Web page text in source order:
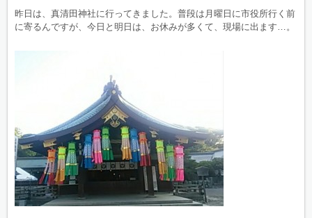
昨日は、真清田神社に行ってきました。普段は月曜日に市役所行く前
に寄るんですが、今日と明日は、お休みが多くて、現場に出ます…。